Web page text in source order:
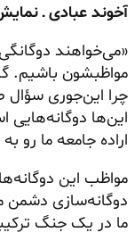
آخوند عبادی ـ نمایش
«می‌خواهند
مواظبشون باشیم.
چرا این‌جوری سؤال
این‌ها دوگانه‌هایی
اراده جامعه ما رو
مواظب این
دوگانه‌سازی دشمن
ما در یک جنگ